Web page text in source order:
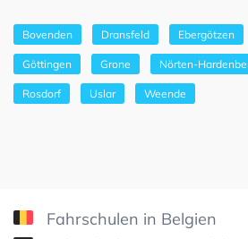
Bovenden Dransfeld Ebergötzen
Göttingen Grone Nörten-
Rosdorf Uslar Weende
Fahrschulen in Belgien